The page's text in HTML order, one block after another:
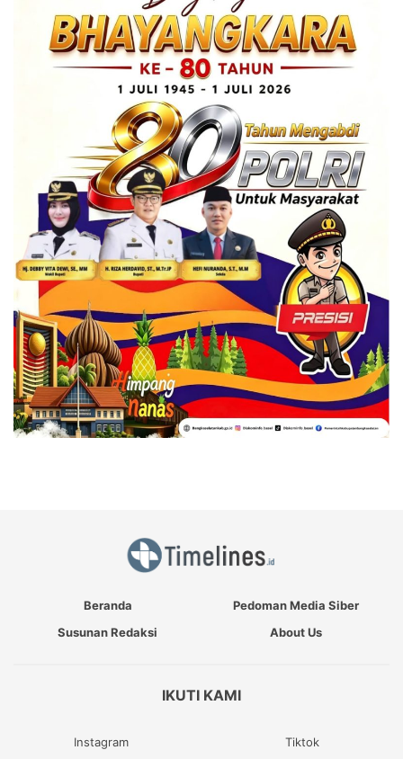
Beranda
Pedoman Media Siber
Susunan Redaksi
About Us
IKUTI KAMI
Instagram Tiktok